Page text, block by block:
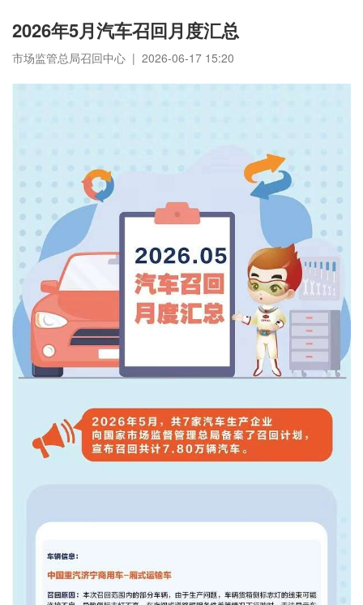
2026年5月汽车召回月度汇总
市场监管总局召回中心 | 2026-06-17 15:20